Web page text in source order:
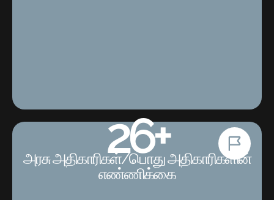
27+
அரசு அதிகாரிகள்/பொது அதிகாரிகளின்
எண்ணிக்கை